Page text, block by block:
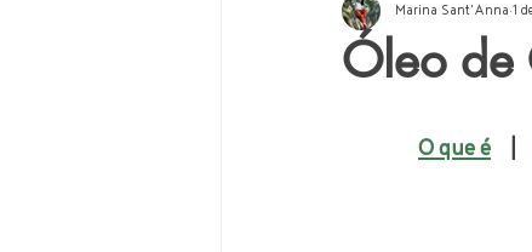
Autocuidado e Bem Estar
Óleo de
Marina Sant'Anna 1
O que é